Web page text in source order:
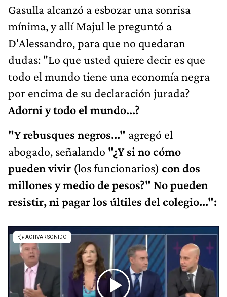
Gasulla alcanzó a esbozar una sonrisa
mínima, y allí Majul le preguntó a
D'Alessandro, para que no quedaran
dudas: "Lo que usted quiere decir es que
todo el mundo tiene una economía negra
por encima de su declaración jurada?
Adorni y todo el mundo...?
"Y rebusques negros..." agregó el
abogado, señalando "¿Y si no cómo
pueden vivir (los funcionarios) con dos
millones y medio de pesos?" No pueden
resistir, ni pagar los últiles del colegio...":